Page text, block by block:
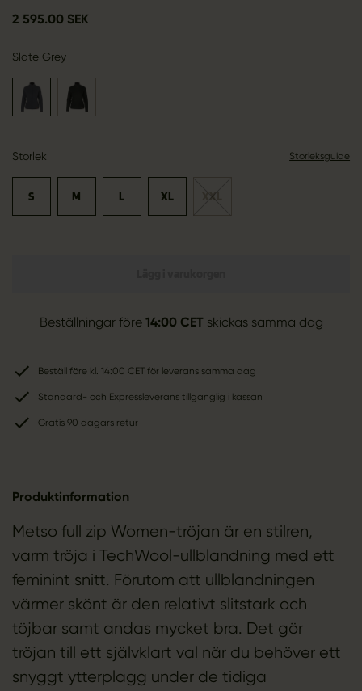
2 595.00 SEK
Slate Grey
Storlek Storleksguide
S M L XL XXL
Beställningar före 14:00 CETskickas samma dag
Beställ före kl. 14:00 CET för leverans samma dag
Standard- och Expressleverans tillgänglig i kassan
Gratis 90 dagars retur
Produktinformation
Metso full zip Women-tröjan är en stilren,
varm tröja i TechWool-ullblandning med ett
feminint snitt. Förutom att ullblandningen
värmer skönt är den relativt slitstark och
töjbar samt andas mycket bra. Det gör
tröjan till ett självklart val när du behöver ett
snyggt ytterplagg under de tidiga